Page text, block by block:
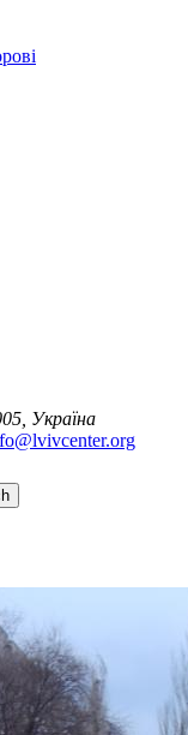
Україна